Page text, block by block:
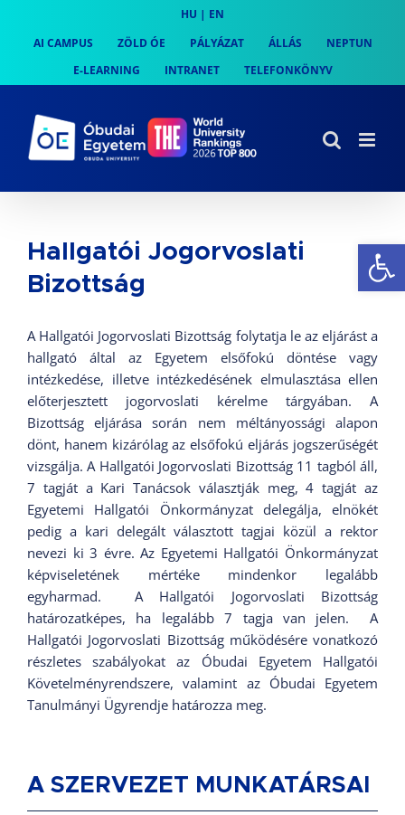
content
HU | EN
AI CAMPUS
ZÖLD ÓE PÁLYÁZAT ÁLLÁS
NEPTUN
E-LEARNING
INTRANET TELEFONKÖNYV
Hallgatói Jogorvoslati
Bizottság
A Hallgatói Jogorvoslati Bizottság folytatja le az eljárást a
hallgató által az Egyetem elsőfokú döntése vagy
intézkedése, illetve intézkedésének elmulasztása ellen
előterjesztett jogorvoslati kérelme tárgyában. A
Bizottság eljárása során nem méltányossági alapon
dönt, hanem kizárólag az elsőfokú eljárás jogszerűségét
vizsgálja. A Hallgatói Jogorvoslati Bizottság 11 tagból áll,
7 tagját a Kari Tanácsok választják meg, 4 tagját az
Egyetemi Hallgatói Önkormányzat delegálja, elnökét
pedig a kari delegált választott tagjai közül a rektor
nevezi ki 3 évre. Az Egyetemi Hallgatói Önkormányzat
képviseletének mértéke mindenkor legalább
egyharmad. A Hallgatói Jogorvoslati Bizottság
határozatképes, ha legalább 7 tagja van jelen. A
Hallgatói Jogorvoslati Bizottság működésére vonatkozó
részletes szabályokat az Óbudai Egyetem Hallgatói
Követelményrendszere, valamint az Óbudai Egyetem
Tanulmányi Ügyrendje határozza meg.
A SZERVEZET MUNKATÁRSAI